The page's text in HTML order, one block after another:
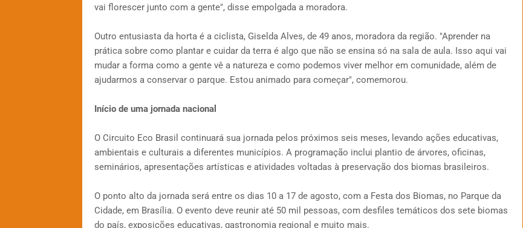
vai florescer junto com a gente", disse empolgada a moradora.
Outro entusiasta da horta é a ciclista, Giselda Alves, de 49 anos, moradora da região. "Aprender na
prática sobre como plantar e cuidar da terra é algo que não se ensina só na sala de aula. Isso aqui vai
mudar a forma como a gente vê a natureza e como podemos viver melhor em comunidade, além de
ajudarmos a conservar o parque. Estou animado para começar", comemorou.
Início de uma jornada nacional
O Circuito Eco Brasil continuará sua jornada pelos próximos seis meses, levando ações educativas,
ambientais e culturais a diferentes municípios. A programação inclui plantio de árvores, oficinas,
seminários, apresentações artísticas e atividades voltadas à preservação dos biomas brasileiros.
O ponto alto da jornada será entre os dias 10 a 17 de agosto, com a Festa dos Biomas, no Parque da
Cidade, em Brasília. O evento deve reunir até 50 mil pessoas, com desfiles temáticos dos sete biomas
do país, exposições educativas, gastronomia regional e muito mais.